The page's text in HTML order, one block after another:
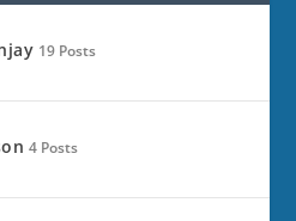
19 Posts
4 Posts